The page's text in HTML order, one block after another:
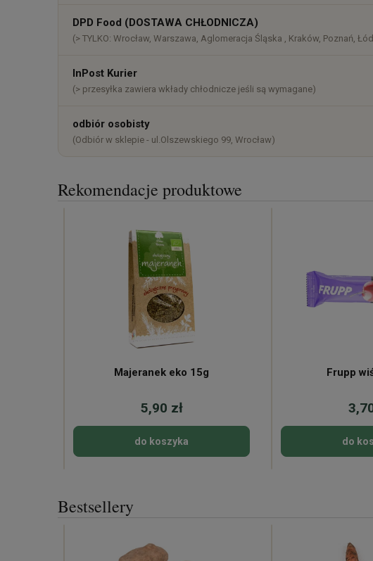
DPD Food (DOSTAWA CHŁODNICZA)
(> TYLKO: Wrocław, Warszawa, Aglomeracja Śląska , Kraków, Poznań,
InPost Kurier
(> przesyłka zawiera wkłady chłodnicze jeśli są wymagane)
odbiór osobisty
(Odbiór w sklepie - ul.Olszewskiego 99, Wrocław)
Rekomendacje produktowe
Majeranek eko 15g
5,90 zł
do koszyka
Frupp
do
Bestsellery